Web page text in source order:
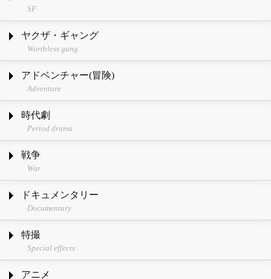
SF
ヤクザ・ギャング
Worthless gang
アドベンチャー(冒険)
Adventure
時代劇
Period drama
戦争
War
ドキュメンタリー
Documentary
特撮
Special effects
アニメ